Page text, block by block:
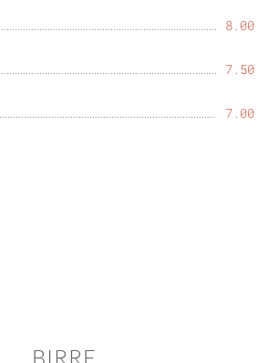
8.00
7.50
7.00
BIRRE